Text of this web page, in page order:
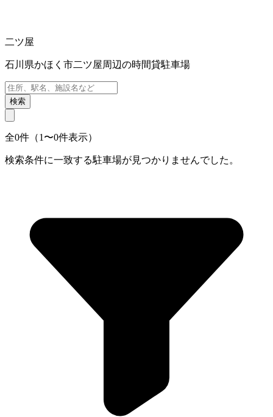
二ツ屋
石川県かほく市二ツ屋周辺の時間貸駐車場
検索
全0件（1〜0件表示）
検索条件に一致する駐車場が見つかりませんでした。